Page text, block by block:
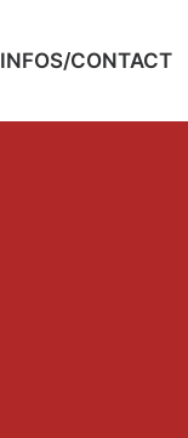
INFOS/CONTACT